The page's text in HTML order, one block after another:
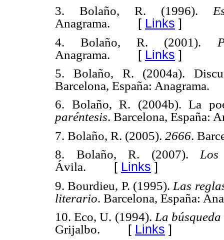
3. Bolaño, R. (1996).
Anagrama. [ Links ]
4. Bolaño, R. (2001).
Anagrama. [ Links ]
5. Bolaño, R. (2004a).
Barcelona, España: Anagrama.
6. Bolaño, R. (2004b). La
paréntesis. Barcelona, España:
7. Bolaño, R. (2005). 2666.
8. Bolaño, R. (2007).Los
Ávila. [ Links ]
9. Bourdieu, P. (1995). Las
literario. Barcelona, España:
10. Eco, U. (1994). La
Grijalbo. [ Links ]